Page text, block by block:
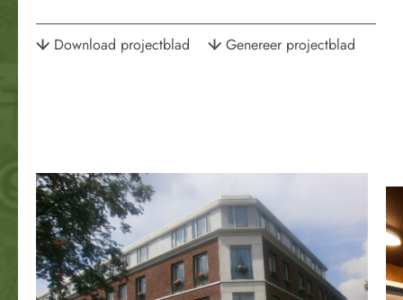
Download projectblad Genereer projectblad